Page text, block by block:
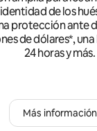
de los
protección ante
de dólares*,
24 horas y más.
Más información